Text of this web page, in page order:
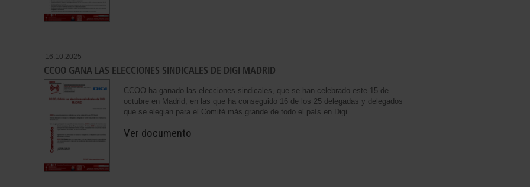
16.10.2025
CCOO GANA LAS ELECCIONES SINDICALES DE DIGI MADRID
CCOO ha ganado las elecciones sindicales, que se han celebrado este 15 de
octubre en Madrid, en las que ha conseguido 16 de los 25 delegadas y delegados
que se elegian para el Comité más grande de todo el país en Digi.
Ver documento